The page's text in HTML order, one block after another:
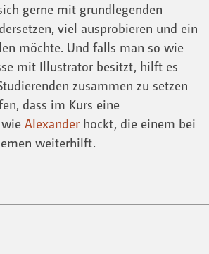
gerne mit grundlegenden
viel ausprobieren und ein
möchte. Und falls man so wie
mit Illustrator besitzt, hilft es
zusammen zu setzen
dass im Kurs eine
Alexander hockt, die einem bei
weiterhilft.